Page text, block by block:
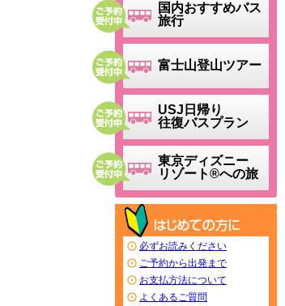
国内おすすめバス
旅行
富士山登山ツアー
USJ日帰り
往復バスプラン
東京ディズニー
リゾート®への旅
必ずお読みください
ご予約から出発まで
お支払方法について
よくあるご質問